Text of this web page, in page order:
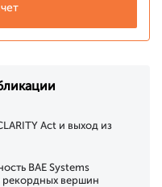
Act и выход из
BAE Systems
рекордных вершин